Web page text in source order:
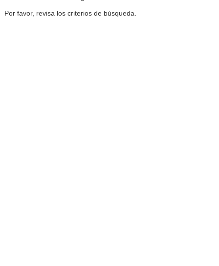
Por favor, revisa los criterios de búsqueda.